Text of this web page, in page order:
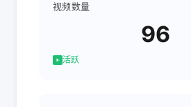
视频数量
96
活跃